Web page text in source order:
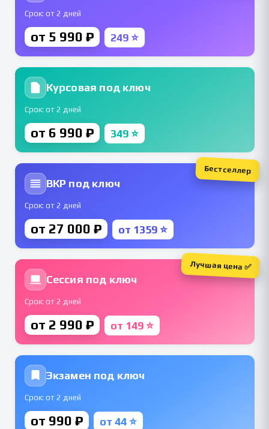
Срок: от 2 дней
от 5 990 ₽ 249 ⭐
Курсовая под ключ
Срок: от 2 дней
от 6 990 ₽ 349 ⭐
ВКР под ключ
Срок: от 2 дней
от 27 000 ₽ от 1359 ⭐
Бестселлер
Сессия под ключ
Срок: от 2 дней
от 2 990 ₽ от 149 ⭐
Лучшая цена ✅
Экзамен под ключ
Срок: от 2 дней
от 990 ₽ от 44 ⭐